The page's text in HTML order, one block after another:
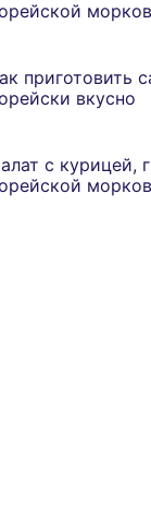
приготовить
вкусно
с курицей,